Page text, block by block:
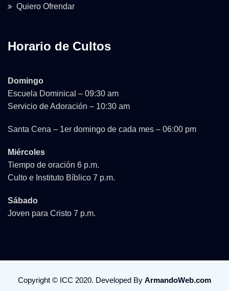
Quiero Ofrendar
Horario de Cultos
Domingo
Escuela Dominical – 09:30 am
Servicio de Adoración – 10:30 am
Santa Cena – 1er domingo de cada mes – 06:00 pm
Miércoles
Tiempo de oración 6 p.m.
Culto e Instituto Bíblico 7 p.m.
Sábado
Joven para Cristo 7 p.m.
Copyright © ICC 2020. Developed By ArmandoWeb.com